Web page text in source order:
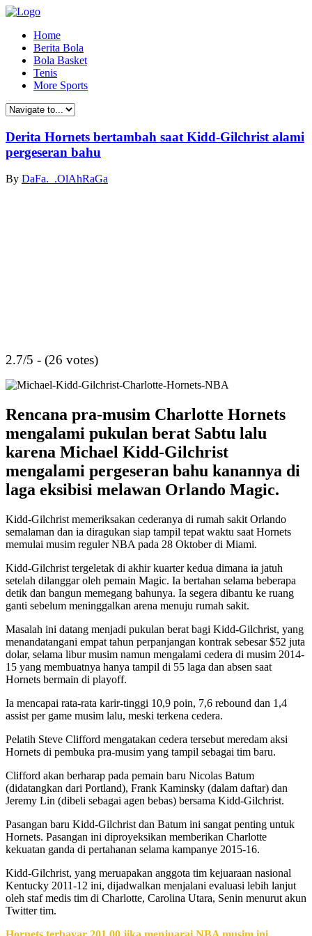
Home
Berita Bola
Bola Basket
Tenis
More Sports
Derita Hornets bertambah saat Kidd-Gilchrist alami
pergeseran bahu
By DaFa._.OlAhRaGa
2.7/5 - (26 votes)
Rencana pra-musim Charlotte Hornets
mengalami pukulan berat Sabtu lalu
karena Michael Kidd-Gilchrist
mengalami pergeseran bahu kanannya di
laga eksibisi melawan Orlando Magic.
Kidd-Gilchrist memeriksakan cederanya di rumah sakit Orlando
semalaman dan ia diragukan siap tampil tepat waktu saat Hornets
memulai musim reguler NBA pada 28 Oktober di Miami.
Kidd-Gilchrist tergeletak di akhir kuarter kedua dimana ia jatuh
setelah dilanggar oleh pemain Magic. Ia bertahan selama beberapa
detik dan bangun memegang bahunya. Ia segera dibantu ke ruang
ganti sebelum meninggalkan arena menuju rumah sakit.
Masalah ini datang menjadi pukulan berat bagi Kidd-Gilchrist, yang
menandatangani empat tahun perpanjangan kontrak sebesar $52 juta
dolar, selama libur musim namun mengalami cedera di musim 2014-
15 yang membuatnya hanya tampil di 55 laga dan absen saat
Hornets bermain di playoff.
Ia mencapai rata-rata karir-tinggi 10,9 poin, 7,6 rebound dan 1,4
assist per game musim lalu, meski terkena cedera.
Pelatih Steve Clifford mengatakan cedera tersebut meredam aksi
Hornets di pembuka pra-musim yang tampil sebagai tim baru.
Clifford akan berharap pada pemain baru Nicolas Batum
(didatangkan dari Portland), Frank Kaminsky (dalam daftar) dan
Jeremy Lin (dibeli sebagai agen bebas) bersama Kidd-Gilchrist.
Pasangan baru Kidd-Gilchrist dan Batum ini sangat penting untuk
Hornets. Pasangan ini diproyeksikan memberikan Charlotte
kekuatan ganda di pertahanan selama kampanye 2015-16.
Kidd-Gilchrist, yang meruapakan anggota tim kejuaraan nasional
Kentucky 2011-12 ini, dijadwalkan menjalani evaluasi lebih lanjut
oleh staf medis tim di Charlotte, Carolina Utara, Senin menurut akun
Twitter tim.